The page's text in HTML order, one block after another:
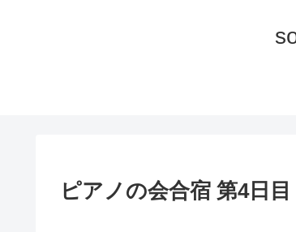
ピアノの会合宿 第4日目